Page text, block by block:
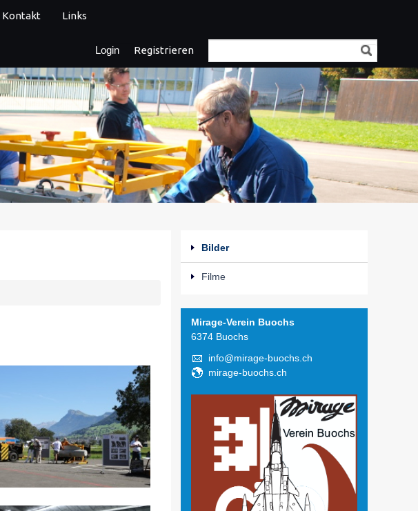
Kontakt Links
Login Registrieren
Bilder
Filme
Mirage-Verein Buochs
6374 Buochs
info@mirage-buochs.ch
mirage-buochs.ch